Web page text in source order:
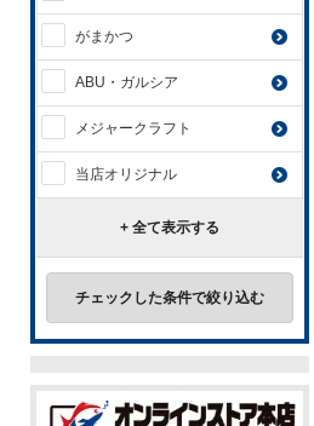
がまかつ
ABU・ガルシア
メジャークラフト
当店オリジナル
+ 全て表示する
チェックした条件で絞り込む